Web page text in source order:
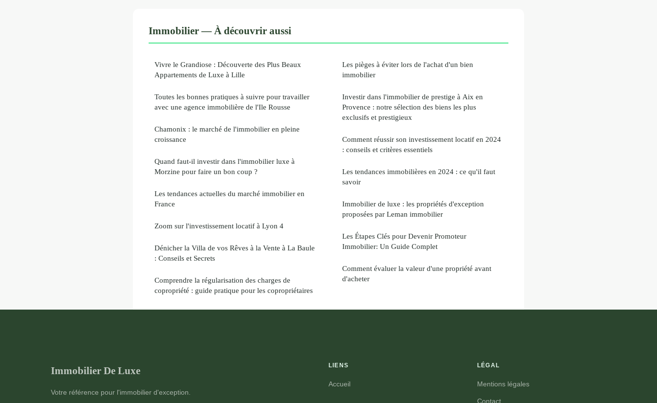
Immobilier — À découvrir aussi
Vivre le Grandiose : Découverte des Plus Beaux
Appartements de Luxe à Lille
Toutes les bonnes pratiques à suivre pour travailler
avec une agence immobilière de l'Ile Rousse
Chamonix : le marché de l'immobilier en pleine
croissance
Quand faut-il investir dans l'immobilier luxe à
Morzine pour faire un bon coup ?
Les tendances actuelles du marché immobilier en
France
Zoom sur l'investissement locatif à Lyon 4
Dénicher la Villa de vos Rêves à la Vente à La Baule
: Conseils et Secrets
Comprendre la régularisation des charges de
copropriété : guide pratique pour les copropriétaires
Les pièges à éviter lors de l'achat d'un bien
immobilier
Investir dans l'immobilier de prestige à Aix en
Provence : notre sélection des biens les plus
exclusifs et prestigieux
Comment réussir son investissement locatif en 2024
: conseils et critères essentiels
Les tendances immobilières en 2024 : ce qu'il faut
savoir
Immobilier de luxe : les propriétés d'exception
proposées par Leman immobilier
Les Étapes Clés pour Devenir Promoteur
Immobilier: Un Guide Complet
Comment évaluer la valeur d'une propriété avant
d'acheter
Immobilier De Luxe
Votre référence pour l'immobilier d'exception.
LIENS
Accueil
LÉGAL
Mentions légales
Contact